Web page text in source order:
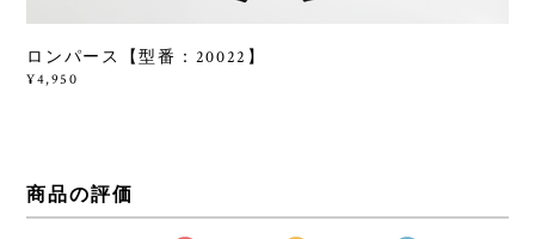
ロンパース【型番：20022】
¥4,950
商品の評価